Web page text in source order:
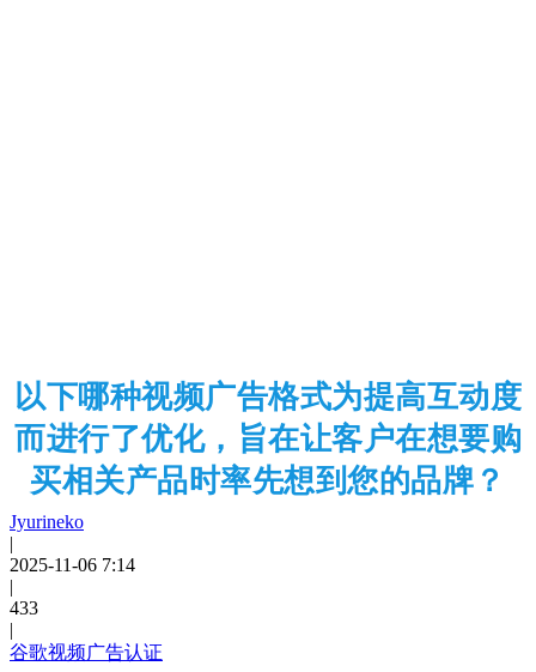
以下哪种视频广告格式为提高互动度
而进行了优化，旨在让客户在想要购
买相关产品时率先想到您的品牌？
Jyurineko
|
2025-11-06 7:14
|
433
|
谷歌视频广告认证